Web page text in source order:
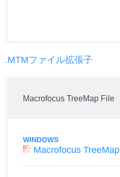
.MTMファイル拡張子
Macrofocus TreeMap File
WINDOWS
Macrofocus TreeMap